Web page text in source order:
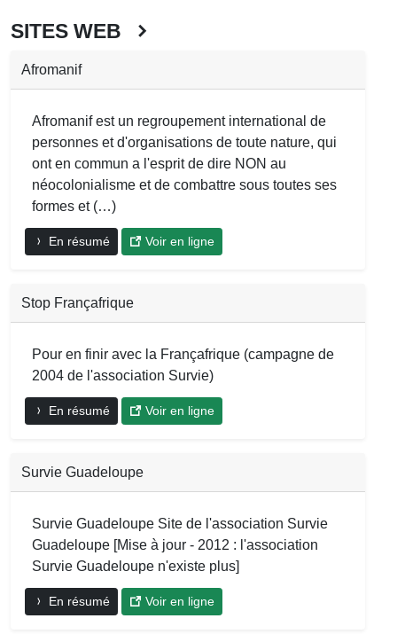
SITES WEB
Afromanif
Afromanif est un regroupement international de
personnes et d'organisations de toute nature, qui
ont en commun a l'esprit de dire NON au
néocolonialisme et de combattre sous toutes ses
formes et (…)
En résumé Voir en ligne
Stop Françafrique
Pour en finir avec la Françafrique (campagne de
2004 de l'association Survie)
En résumé Voir en ligne
Survie Guadeloupe
Survie Guadeloupe Site de l'association Survie
Guadeloupe [Mise à jour - 2012 : l'association
Survie Guadeloupe n'existe plus]
En résumé Voir en ligne